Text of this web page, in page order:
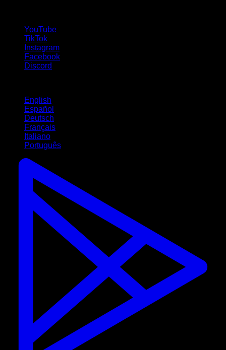
YouTube
TikTok
Instagram
Facebook
Discord
English
Español
Deutsch
Français
Italiano
Português